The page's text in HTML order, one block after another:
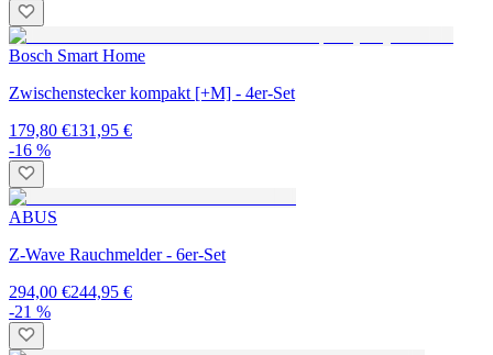
Bosch Smart Home
Zwischenstecker kompakt [+M] - 4er-Set
179,80 €131,95 €
-16 %
ABUS
Z-Wave Rauchmelder - 6er-Set
294,00 €244,95 €
-21 %